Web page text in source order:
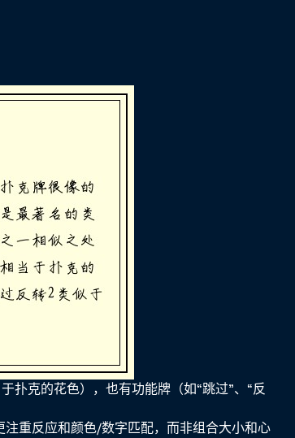
扑克的花色），也有功能牌（如“跳过”、“反
重反应和颜色/数字匹配，而非组合大小和心